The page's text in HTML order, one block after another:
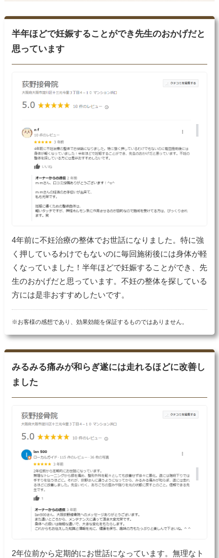
半年ほどで妊娠することができ先生のおかげだと
思っています
4年前に不妊治療の整体でお世話になりました。特に強
く押しているわけでもないのに毎回施術後には身体が軽
くなっていました！半年ほどで妊娠することができ、先
生のおかげだと思っています。不妊の整体を探している
方には是非おすすめしたいです。
※お客様の感想であり、効果効能を保証するものではありません。
みるみる痛みが和らぎ遂には走れるほどに改善し
ました
2年位前から定期的にお世話になっています。無理なト